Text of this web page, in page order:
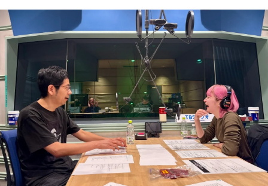
トピックス
TBS Podcast
お知らせ
イベント・グッズ
YouTube
会社情報